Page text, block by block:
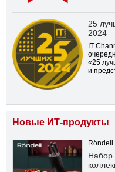
25
2024
IT
«25
и
Новые ИТ-продукты
Röndell
Набор